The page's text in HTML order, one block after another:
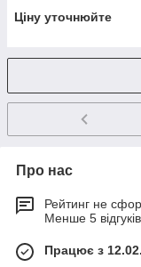
Ціну уточнюйте
Про нас
Рейтинг не
Менше 5
Працює з